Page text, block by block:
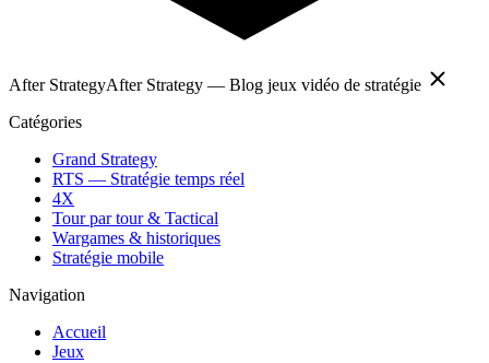
After StrategyAfter Strategy — Blog jeux vidéo de stratégie
Catégories
Grand Strategy
RTS — Stratégie temps réel
4X
Tour par tour & Tactical
Wargames & historiques
Stratégie mobile
Navigation
Accueil
Jeux